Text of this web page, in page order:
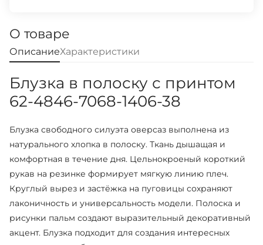
О товаре
ОписаниеХарактеристики
Блузка в полоску с принтом
62-4846-7068-1406-38
Блузка свободного силуэта оверсаз выполнена из
натурального хлопка в полоску. Ткань дышащая и
комфортная в течение дня. Цельнокроеный короткий
рукав на резинке формирует мягкую линию плеч.
Круглый вырез и застёжка на пуговицы сохраняют
лаконичность и универсальность модели. Полоска и
рисунки пальм создают выразительный декоративный
акцент. Блузка подходит для создания интересных